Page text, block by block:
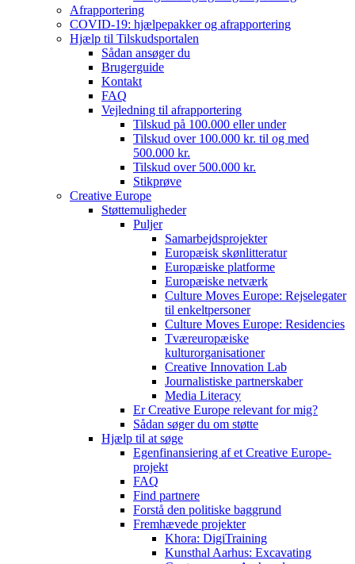
Afrapportering
COVID-19: hjælpepakker og afrapportering
Hjælp til Tilskudsportalen
Sådan ansøger du
Brugerguide
Kontakt
FAQ
Vejledning til afrapportering
Tilskud på 100.000 eller under
Tilskud over 100.000 kr. til og med
500.000 kr.
Tilskud over 500.000 kr.
Stikprøve
Creative Europe
Støttemuligheder
Puljer
Samarbejdsprojekter
Europæisk skønlitteratur
Europæiske platforme
Europæiske netværk
Culture Moves Europe: Rejselegater
til enkeltpersoner
Culture Moves Europe: Residencies
Tværeuropæiske
kulturorganisationer
Creative Innovation Lab
Journalistiske partnerskaber
Media Literacy
Er Creative Europe relevant for mig?
Sådan søger du om støtte
Hjælp til at søge
Egenfinansiering af et Creative Europe-
projekt
FAQ
Find partnere
Forstå den politiske baggrund
Fremhævede projekter
Khora: DigiTraining
Kunsthal Aarhus: Excavating